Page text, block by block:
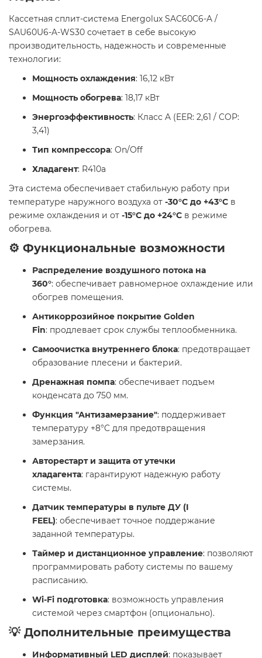
Кассетная сплит-система Energolux SAC60C6-A /
SAU60U6-A-WS30 сочетает в себе высокую
производительность, надежность и современные
технологии:
Мощность охлаждения: 16,12 кВт
Мощность обогрева: 18,17 кВт
Энергоэффективность: Класс A (EER: 2,61 / COP:
3,41)
Тип компрессора: On/Off
Хладагент: R410a
Эта система обеспечивает стабильную работу при
температуре наружного воздуха от -30°C до +43°C в
режиме охлаждения и от -15°C до +24°C в режиме
обогрева.
⚙️ Функциональные возможности
Распределение воздушного потока на
360°: обеспечивает равномерное охлаждение или
обогрев помещения.
Антикоррозийное покрытие Golden
Fin: продлевает срок службы теплообменника.
Самоочистка внутреннего блока: предотвращает
образование плесени и бактерий.
Дренажная помпа: обеспечивает подъем
конденсата до 750 мм.
Функция "Антизамерзание": поддерживает
температуру +8°C для предотвращения
замерзания.
Авторестарт и защита от утечки
хладагента: гарантируют надежную работу
системы.
Датчик температуры в пульте ДУ (I
FEEL): обеспечивает точное поддержание
заданной температуры.
Таймер и дистанционное управление: позволяют
программировать работу системы по вашему
расписанию.
Wi-Fi подготовка: возможность управления
системой через смартфон (опционально).
💡 Дополнительные преимущества
Информативный LED дисплей: показывает